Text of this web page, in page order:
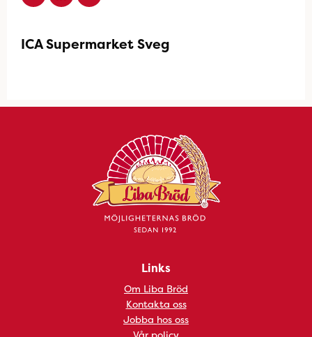
ICA Supermarket Sveg
Links
Om Liba Bröd
Kontakta oss
Jobba hos oss